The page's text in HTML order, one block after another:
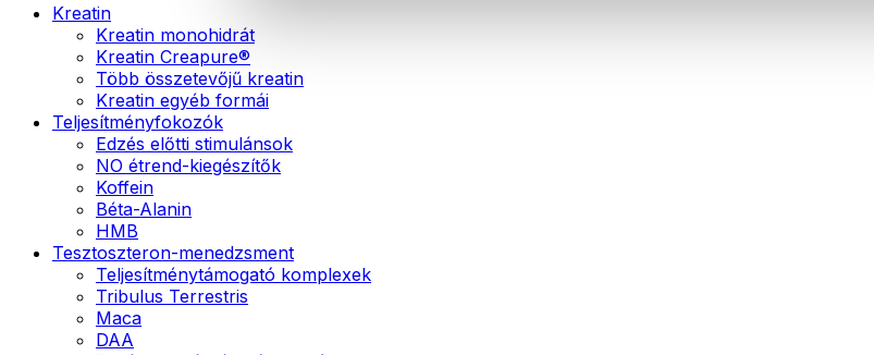
Kreatin
Kreatin monohidrát
Kreatin Creapure®
Több összetevőjű kreatin
Kreatin egyéb formái
Teljesítményfokozók
Edzés előtti stimulánsok
NO étrend-kiegészítők
Koffein
Béta-Alanin
HMB
Tesztoszteron-menedzsment
Teljesítménytámogató komplexek
Tribulus Terrestris
Maca
DAA